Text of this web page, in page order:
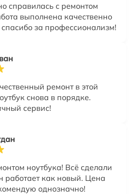
справилась с ремонтом
выполнена качественно
за профессионализм!
ремонт в этой
снова в порядке.
сервис!
ноутбука! Всё сделали
работает как новый. Цена
однозначно!